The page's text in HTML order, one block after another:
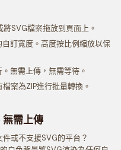
SVG檔案拖放到頁面上。
訂寬度。高度按比例縮放以保
無需上傳，無需等待。
案為ZIP進行批量轉換。
需上傳
或不支援SVG的平台？